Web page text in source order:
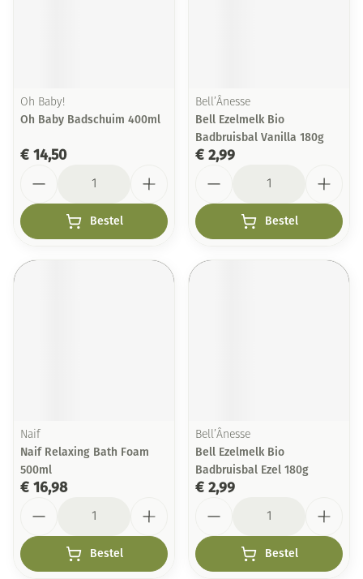
Oh Baby!
Oh Baby Badschuim 400ml
€ 14,50
Bestel
Bell’Ânesse
Bell Ezelmelk Bio
Badbruisbal Vanilla 180g
€ 2,99
Bestel
Naif
Naif Relaxing Bath Foam
500ml
€ 16,98
Bestel
Bell’Ânesse
Bell Ezelmelk Bio
Badbruisbal Ezel 180g
€ 2,99
Bestel